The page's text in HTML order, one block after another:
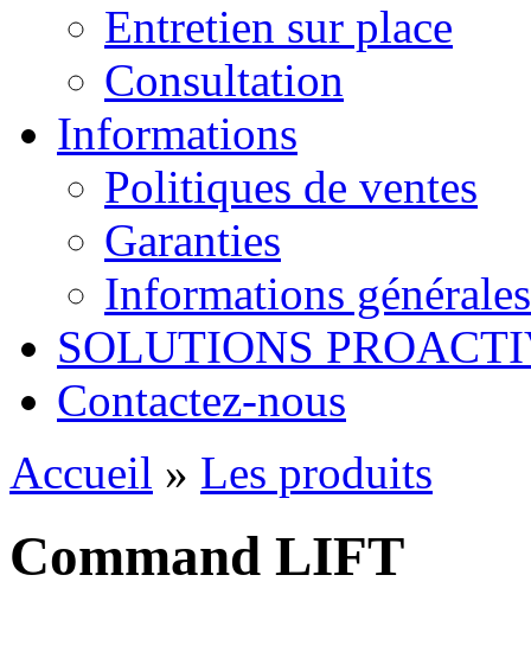
Entretien sur place
Consultation
Informations
Politiques de ventes
Garanties
Informations
SOLUTIONS
Contactez-nous
Accueil » Les produits
Command LIFT